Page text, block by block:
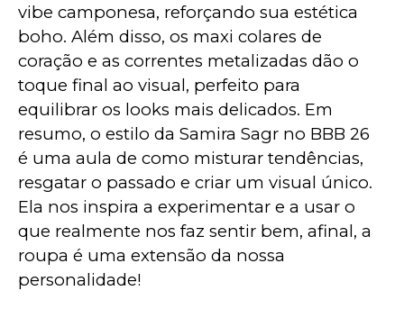
vibe camponesa, reforçando sua estética
boho. Além disso, os maxi colares de
coração e as correntes metalizadas dão o
toque final ao visual, perfeito para
equilibrar os looks mais delicados. Em
resumo, o estilo da Samira Sagr no BBB 26
é uma aula de como misturar tendências,
resgatar o passado e criar um visual único.
Ela nos inspira a experimentar e a usar o
que realmente nos faz sentir bem, afinal, a
roupa é uma extensão da nossa
personalidade!